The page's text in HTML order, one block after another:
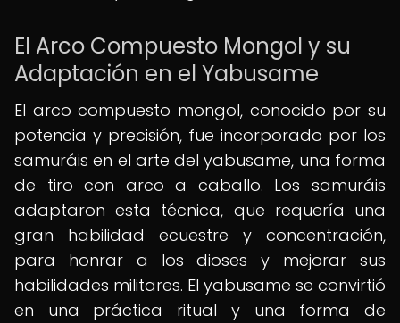
El Arco Compuesto Mongol y su
Adaptación en el Yabusame
El arco compuesto mongol, conocido por su
potencia y precisión, fue incorporado por los
samuráis en el arte del yabusame, una forma
de tiro con arco a caballo. Los samuráis
adaptaron esta técnica, que requería una
gran habilidad ecuestre y concentración,
para honrar a los dioses y mejorar sus
habilidades militares. El yabusame se convirtió
en una práctica ritual y una forma de